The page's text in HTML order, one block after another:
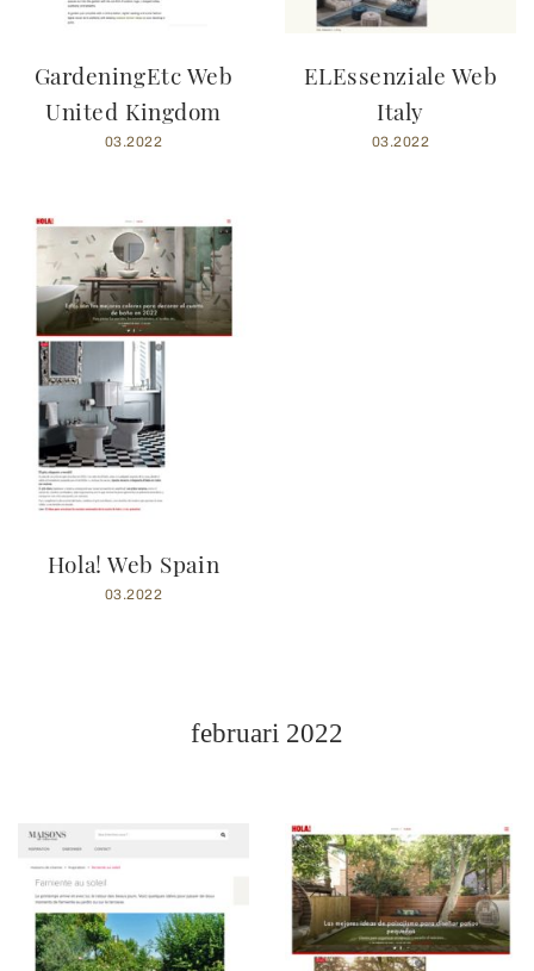
GardeningEtc Web
United Kingdom
03.2022
ELEssenziale Web
Italy
03.2022
Hola! Web Spain
03.2022
februari 2022